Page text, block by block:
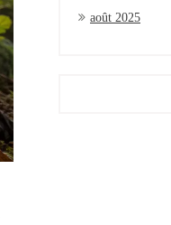
août 2025